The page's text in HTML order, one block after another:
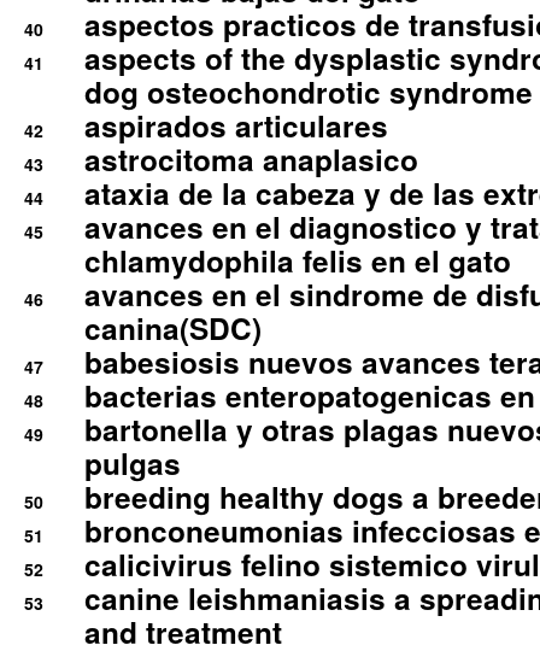
40 aspectos practicos de
41
aspects of the dysplastic
dog osteochondrotic syndrome
42 aspirados articulares
43 astrocitoma anaplasico
44 ataxia de la cabeza y de las
45
avances en el diagnostico y
chlamydophila felis en el gato
46
avances en el sindrome de
canina(SDC)
47 babesiosis nuevos avances
48 bacterias enteropatogenicas
49
bartonella y otras plagas
pulgas
50 breeding healthy dogs a
51 bronconeumonias infecciosas
52 calicivirus felino sistemico
53
canine leishmaniasis a
and treatment